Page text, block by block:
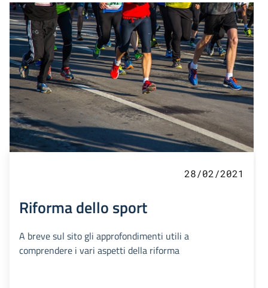
28/02/2021
Riforma dello sport
A breve sul sito gli approfondimenti utili a
comprendere i vari aspetti della riforma